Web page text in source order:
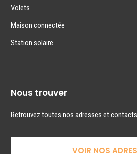
Volets
Maison connectée
Station solaire
Nous trouver
Retrouvez toutes nos adresses et contacts
VOIR NOS